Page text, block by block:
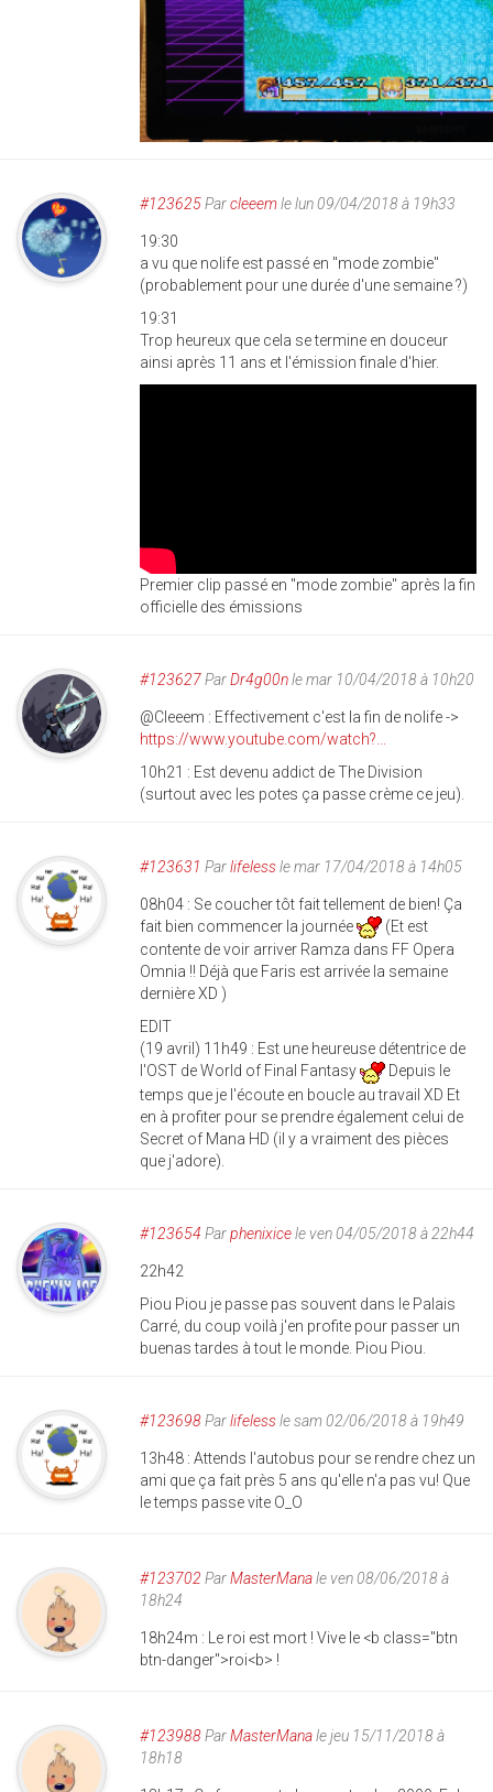
#123625Parcleeemle lun 09/04/2018 à 19h33
19:30
a vu que nolife est passé en "mode zombie"
(probablement pour une durée d'une semaine ?)
19:31
Trop heureux que cela se termine en douceur
ainsi après 11 ans et l'émission finale d'hier.
Premier clip passé en "mode zombie" après la fin
officielle des émissions
#123627ParDr4g00nle mar 10/04/2018 à 10h20
@Cleeem : Effectivement c'est la fin de nolife ->
https://www.youtube.com/watch?...
10h21 : Est devenu addict de The Division
(surtout avec les potes ça passe crème ce jeu).
#123631 Parlifelessle mar 17/04/2018 à 14h05
08h04 : Se coucher tôt fait tellement de bien! Ça
fait bien commencer la journée
(Et est
contente de voir arriver Ramza dans FF Opera
Omnia !! Déjà que Faris est arrivée la semaine
dernière XD )
EDIT
(19 avril) 11h49 : Est une heureuse détentrice de
l'OST de World of Final Fantasy
Depuis le
temps que je l'écoute en boucle au travail XD Et
en à profiter pour se prendre également celui de
Secret of Mana HD (il y a vraiment des pièces
que j'adore).
#123654 Parphenixicele ven 04/05/2018 à 22h44
22h42
Piou Piou je passe pas souvent dans le Palais
Carré, du coup voilà j'en profite pour passer un
buenas tardes à tout le monde. Piou Piou.
#123698Parlifelessle sam 02/06/2018 à 19h49
13h48 : Attends l'autobus pour se rendre chez un
ami que ça fait près 5 ans qu'elle n'a pas vu! Que
le temps passe vite O_O
#123702 ParMasterManale ven 08/06/2018 à
18h24
18h24m : Le roi est mort ! Vive le <b class="btn
btn-danger">roi<b> !
#123988ParMasterManale jeu 15/11/2018 à
18h18